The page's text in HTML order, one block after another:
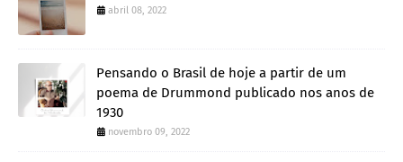
abril 08, 2022
Pensando o Brasil de hoje a partir de um
poema de Drummond publicado nos anos de
1930
novembro 09, 2022